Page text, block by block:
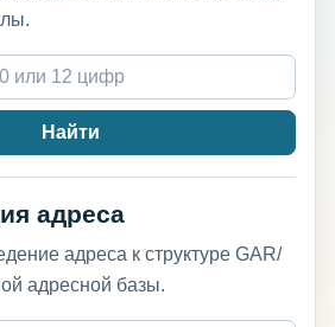
Найти
адреса
адреса к структуре GAR/
адресной базы.